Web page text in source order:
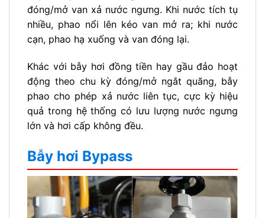
đóng/mở van xả nước ngưng. Khi nước tích tụ
nhiều, phao nổi lên kéo van mở ra; khi nước
cạn, phao hạ xuống và van đóng lại.
Khác với bẫy hơi đồng tiền hay gầu đảo hoạt
động theo chu kỳ đóng/mở ngắt quãng, bẫy
phao cho phép xả nước liên tục, cực kỳ hiệu
quả trong hệ thống có lưu lượng nước ngưng
lớn và hơi cấp không đều.
Bẫy hơi Bypass